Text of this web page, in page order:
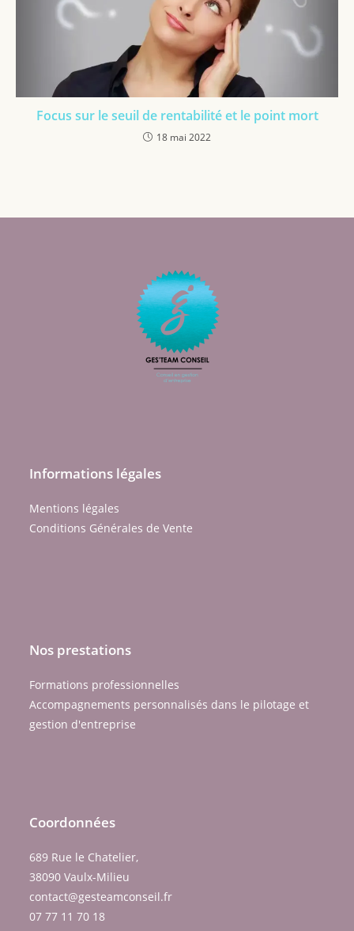
Focus sur le seuil de rentabilité et le point mort
18 mai 2022
Informations légales
Mentions légales
Conditions Générales de Vente
Nos prestations
Formations professionnelles
Accompagnements personnalisés dans le pilotage et
gestion d'entreprise
Coordonnées
689 Rue le Chatelier,
38090 Vaulx-Milieu
contact@gesteamconseil.fr
07 77 11 70 18